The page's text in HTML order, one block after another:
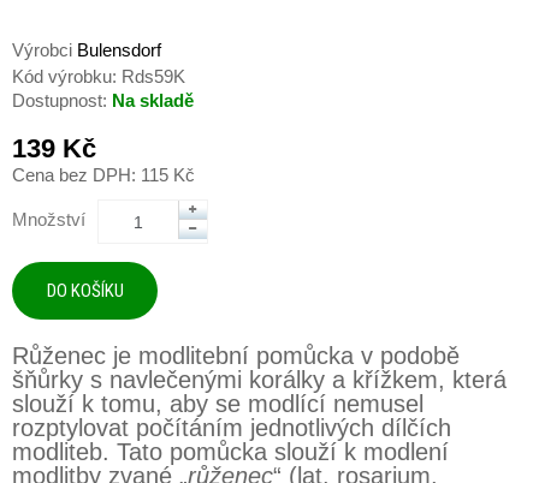
Výrobci Bulensdorf
Kód výrobku: Rds59K
Dostupnost: Na skladě
139 Kč
Cena bez DPH: 115 Kč
Množství
Růženec je modlitební pomůcka v podobě
šňůrky s navlečenými korálky a křížkem, která
slouží k tomu, aby se modlící nemusel
rozptylovat počítáním jednotlivých dílčích
modliteb. Tato pomůcka slouží k modlení
modlitby zvané „růženec“ (lat. rosarium,